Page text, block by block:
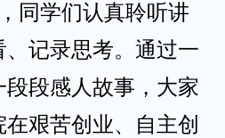
同学们认真聆听讲
记录思考。通过一
段感人故事，大家
艰苦创业、自主创